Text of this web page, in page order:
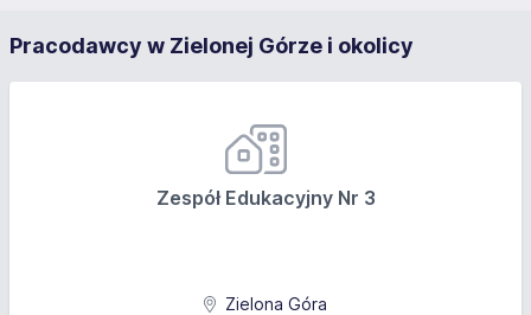
Pracodawcy w Zielonej Górze i okolicy
Zespół Edukacyjny Nr 3
Zielona Góra